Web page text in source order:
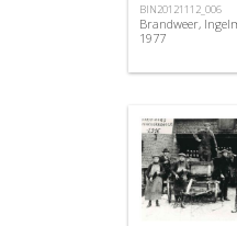
BIN20121112_006
Brandweer,
1977